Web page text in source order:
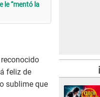
le “mentó la
feliz de
sublime que